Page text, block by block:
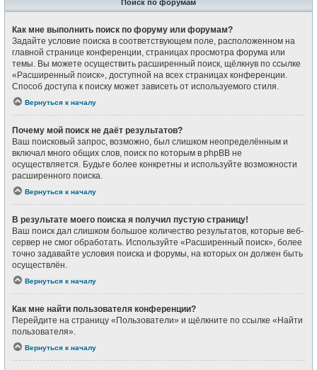
Поиск по форумам
Как мне выполнить поиск по форуму или форумам?
Задайте условие поиска в соответствующем поле, расположенном на
главной странице конференции, страницах просмотра форума или
темы. Вы можете осуществить расширенный поиск, щёлкнув по ссылке
«Расширенный поиск», доступной на всех страницах конференции.
Способ доступа к поиску может зависеть от используемого стиля.
Вернуться к началу
Почему мой поиск не даёт результатов?
Ваш поисковый запрос, возможно, был слишком неопределённым и
включал много общих слов, поиск по которым в phpBB не
осуществляется. Будьте более конкретны и используйте возможности
расширенного поиска.
Вернуться к началу
В результате моего поиска я получил пустую страницу!
Ваш поиск дал слишком большое количество результатов, которые веб-
сервер не смог обработать. Используйте «Расширенный поиск», более
точно задавайте условия поиска и форумы, на которых он должен быть
осуществлён.
Вернуться к началу
Как мне найти пользователя конференции?
Перейдите на страницу «Пользователи» и щёлкните по ссылке «Найти
пользователя».
Вернуться к началу